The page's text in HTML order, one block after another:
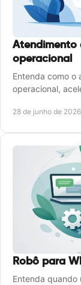
Atendimento
operacional
Entenda como o
operacional,
28 de junho de 2026
Robô para
Entenda quando